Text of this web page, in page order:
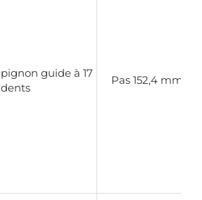
pignon guide à 17
dents
Pas 152,4 mm